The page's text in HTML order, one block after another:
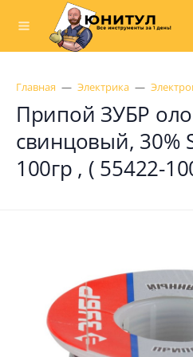
Главная Электрика
Припой ЗУБР
свинцовый, 30%
100гр , ( 55422-